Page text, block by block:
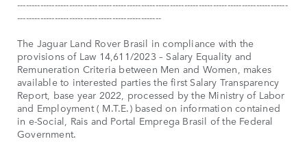
----------------------------------------------------------------------------------------------
--------------------------------------------------
The Jaguar Land Rover Brasil in compliance with the
provisions of Law 14,611/2023 – Salary Equality and
Remuneration Criteria between Men and Women, makes
available to interested parties the first Salary Transparency
Report, base year 2022, processed by the Ministry of Labor
and Employment ( M.T.E.) based on information contained
in e-Social, Rais and Portal Emprega Brasil of the Federal
Government.